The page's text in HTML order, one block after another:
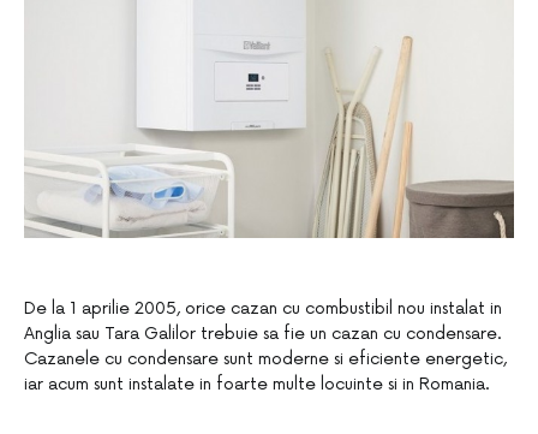
De la 1 aprilie 2005, orice cazan cu combustibil nou instalat in
Anglia sau Tara Galilor trebuie sa fie un cazan cu condensare.
Cazanele cu condensare sunt moderne si eficiente energetic,
iar acum sunt instalate in foarte multe locuinte si in Romania.